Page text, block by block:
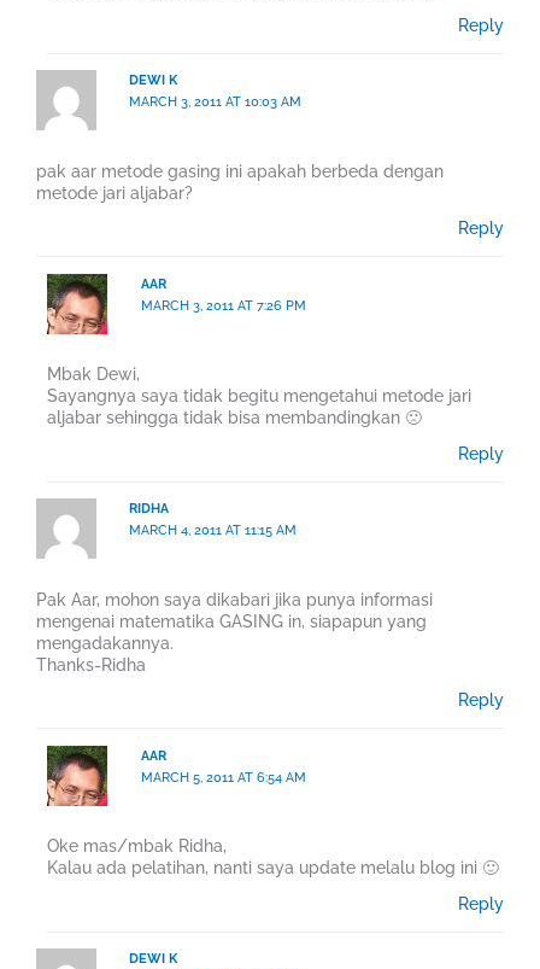
Reply
DEWI K
MARCH 3, 2011 AT 10:03 AM
pak aar metode gasing ini apakah berbeda dengan
metode jari aljabar?
Reply
AAR
MARCH 3, 2011 AT 7:26 PM
Mbak Dewi,
Sayangnya saya tidak begitu mengetahui metode jari
aljabar sehingga tidak bisa membandingkan 🙁
Reply
RIDHA
MARCH 4, 2011 AT 11:15 AM
Pak Aar, mohon saya dikabari jika punya informasi
mengenai matematika GASING in, siapapun yang
mengadakannya.
Thanks-Ridha
Reply
AAR
MARCH 5, 2011 AT 6:54 AM
Oke mas/mbak Ridha,
Kalau ada pelatihan, nanti saya update melalu blog ini 🙂
Reply
DEWI K